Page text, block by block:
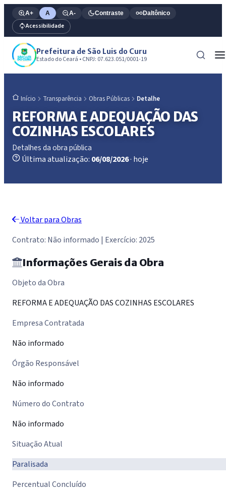
A+ A A- Contraste Daltônico
Acessibilidade
Prefeitura de São Luis do Curu
Estado do Ceará • CNPJ: 07.623.051/0001-19
Início Transparência Obras Públicas Detalhe
REFORMA E ADEQUAÇÃO DAS
COZINHAS ESCOLARES
Detalhes da obra pública
Última atualização: 06/08/2026· hoje
Voltar para Obras
Contrato: Não informado | Exercício: 2025
Informações Gerais da Obra
Objeto da Obra
REFORMA E ADEQUAÇÃO DAS COZINHAS ESCOLARES
Empresa Contratada
Não informado
Órgão Responsável
Não informado
Número do Contrato
Não informado
Situação Atual
Paralisada
Percentual Concluído